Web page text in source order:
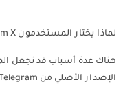
لماذا يختار المستخدمون Telegram X؟
الإصدار الأصلي من Telegram: